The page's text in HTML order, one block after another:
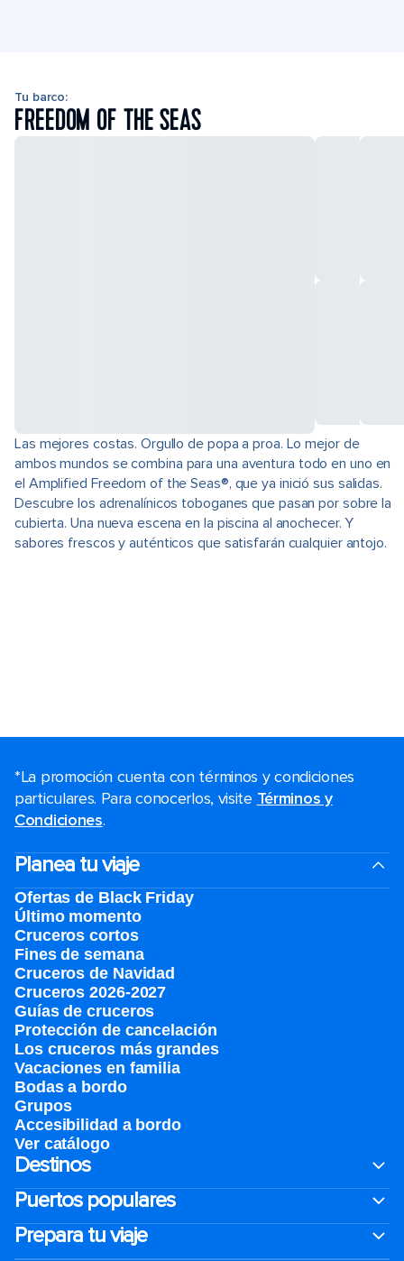
Tu barco:
FREEDOM OF THE SEAS
Las mejores costas. Orgullo de popa a proa. Lo mejor de
ambos mundos se combina para una aventura todo en uno en
el Amplified Freedom of the Seas®, que ya inició sus salidas.
Descubre los adrenalínicos toboganes que pasan por sobre la
cubierta. Una nueva escena en la piscina al anochecer. Y
sabores frescos y auténticos que satisfarán cualquier antojo.
*La promoción cuenta con términos y condiciones
particulares. Para conocerlos, visite Términos y
Condiciones.
Planea tu viaje
Ofertas de Black Friday
Último momento
Cruceros cortos
Fines de semana
Cruceros de Navidad
Cruceros 2026-2027
Guías de cruceros
Protección de cancelación
Los cruceros más grandes
Vacaciones en familia
Bodas a bordo
Grupos
Accesibilidad a bordo
Ver catálogo
Destinos
Puertos populares
Prepara tu viaje